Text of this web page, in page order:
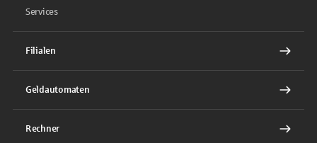
Services
Filialen
Geldautomaten
Rechner